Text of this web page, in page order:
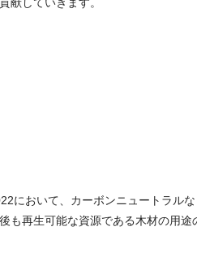
において、カーボンニュートラル
も再生可能な資源である木材の用途